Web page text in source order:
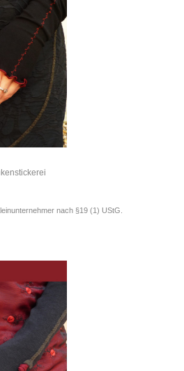
nach §19 (1) UStG.